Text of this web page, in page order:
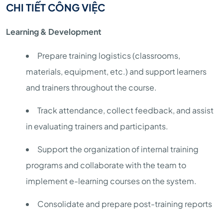
CHI TIẾT CÔNG VIỆC
Learning & Development
Prepare training logistics (classrooms,
materials, equipment, etc.) and support learners
and trainers throughout the course.
Track attendance, collect feedback, and assist
in evaluating trainers and participants.
Support the organization of internal training
programs and collaborate with the team to
implement e-learning courses on the system.
Consolidate and prepare post-training reports